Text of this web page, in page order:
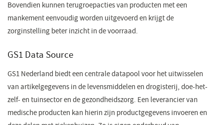
Bovendien kunnen terugroepacties van producten met een
mankement eenvoudig worden uitgevoerd en krijgt de
zorginstelling beter inzicht in de voorraad.​
GS1 Data Source
GS1 Nederland biedt een centrale datapool voor het uitwisselen
van artikelgegevens in de levensmiddelen en drogisterij, doe-het-
zelf- en tuinsector en de gezondheidszorg. Een leverancier van
medische producten kan hierin zijn productgegevens invoeren en